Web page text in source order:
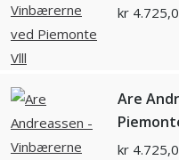
kr
Are
kr